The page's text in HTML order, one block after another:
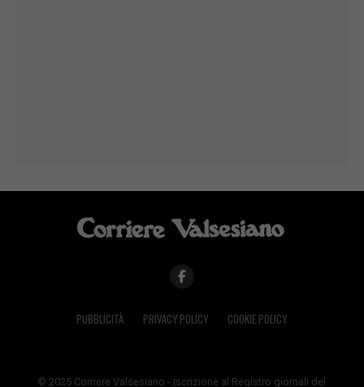
PUBBLICITÀ PRIVACY POLICY COOKIE POLICY
© 2025 Corriere Valsesiano - Iscrizione al Registro giornali del